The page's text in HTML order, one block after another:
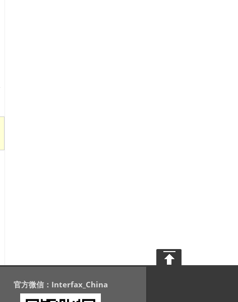
官方微信：Interfax_China